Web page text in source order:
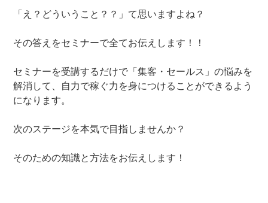
「え？どういうこと？？」て思いますよね？
その答えをセミナーで全てお伝えします！！
セミナーを受講するだけで「集客・セールス」の悩みを
解消して、自力で稼ぐ力を身につけることができるよう
になります。
次のステージを本気で目指しませんか？
そのための知識と方法をお伝えします！